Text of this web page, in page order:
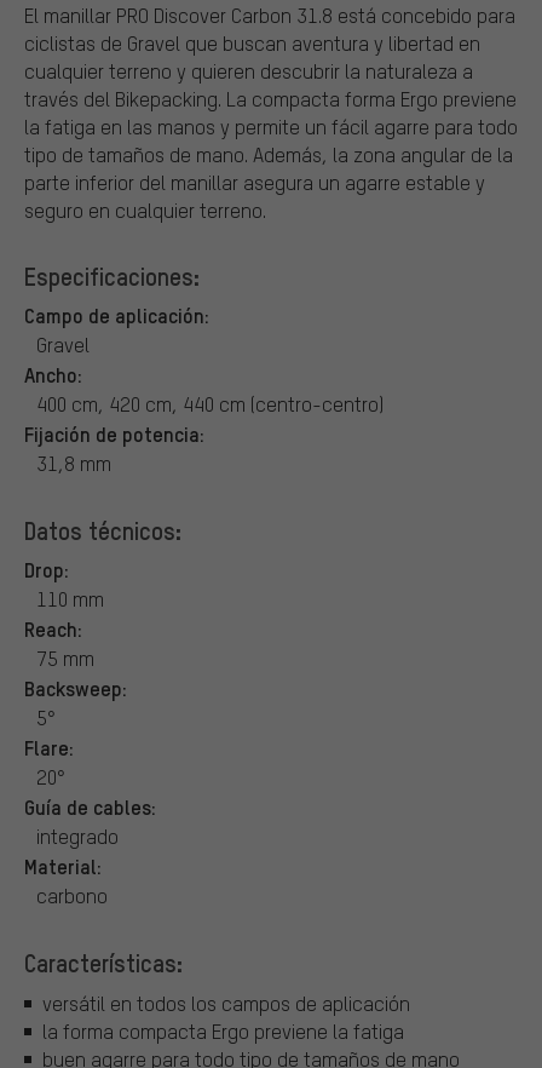
El manillar PRO Discover Carbon 31.8 está concebido para
ciclistas de Gravel que buscan aventura y libertad en
cualquier terreno y quieren descubrir la naturaleza a
través del Bikepacking. La compacta forma Ergo previene
la fatiga en las manos y permite un fácil agarre para todo
tipo de tamaños de mano. Además, la zona angular de la
parte inferior del manillar asegura un agarre estable y
seguro en cualquier terreno.
Especificaciones:
Campo de aplicación:
Gravel
Ancho:
400 cm, 420 cm, 440 cm (centro-centro)
Fijación de potencia:
31,8 mm
Datos técnicos:
Drop:
110 mm
Reach:
75 mm
Backsweep:
5°
Flare:
20°
Guía de cables:
integrado
Material:
carbono
Características:
versátil en todos los campos de aplicación
la forma compacta Ergo previene la fatiga
buen agarre para todo tipo de tamaños de mano